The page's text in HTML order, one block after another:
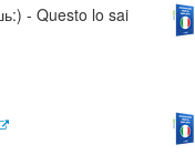
- Questo lo sai